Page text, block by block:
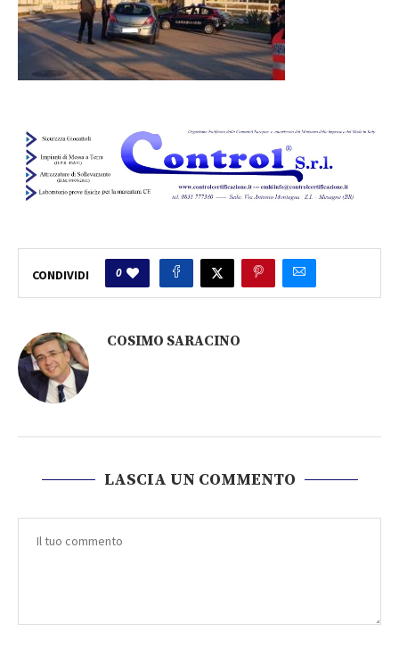
CONDIVIDI 0
COSIMO SARACINO
LASCIA UN COMMENTO